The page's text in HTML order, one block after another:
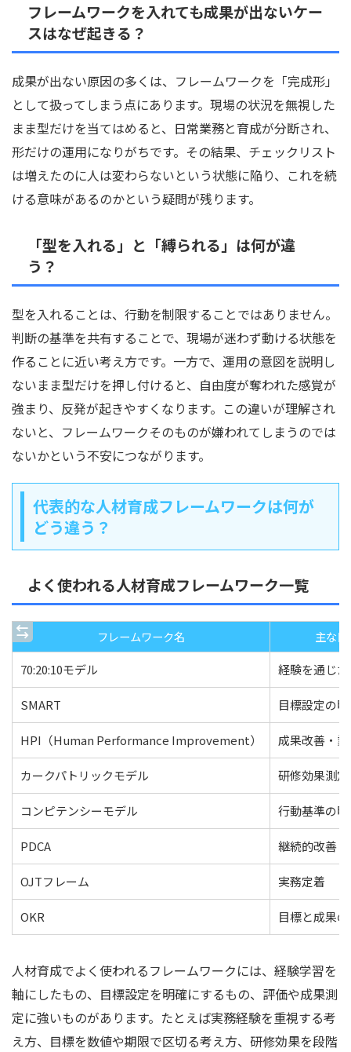
フレームワークを入れても成果が出ないケー
スはなぜ起きる？
成果が出ない原因の多くは、フレームワークを「完成形」
として扱ってしまう点にあります。現場の状況を無視した
まま型だけを当てはめると、日常業務と育成が分断され、
形だけの運用になりがちです。その結果、チェックリスト
は増えたのに人は変わらないという状態に陥り、これを続
ける意味があるのかという疑問が残ります。
「型を入れる」と「縛られる」は何が違
う？
型を入れることは、行動を制限することではありません。
判断の基準を共有することで、現場が迷わず動ける状態を
作ることに近い考え方です。一方で、運用の意図を説明し
ないまま型だけを押し付けると、自由度が奪われた感覚が
強まり、反発が起きやすくなります。この違いが理解され
ないと、フレームワークそのものが嫌われてしまうのでは
ないかという不安につながります。
代表的な人材育成フレームワークは何が
どう違う？
よく使われる人材育成フレームワーク一覧
フレームワーク名
主な目
70:20:10モデル
経験を通じ
SMART 目標設定の
HPI（Human Performance Improvement） 成果改善・
カークパトリックモデル 研修効果測定
コンピテンシーモデル 行動基準の
PDCA 継続的改善
OJTフレーム 実務定着
OKR 目標と成果
人材育成でよく使われるフレームワークには、経験学習を
軸にしたもの、目標設定を明確にするもの、評価や成果測
定に強いものがあります。たとえば実務経験を重視する考
え方、目標を数値や期限で区切る考え方、研修効果を段階